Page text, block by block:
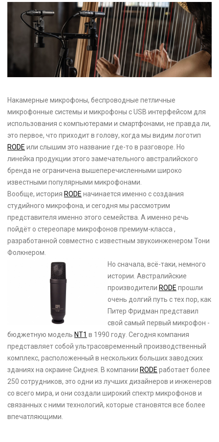
Накамерные микрофоны, беспроводные петличные
микрофонные системы и микрофоны с USB интерфейсом для
использования с компьютерами и смартфонами, не правда ли,
это первое, что приходит в голову, когда мы видим логотип
RODE или слышим это название где-то в разговоре. Но
линейка продукции этого замечательного австралийского
бренда не ограничена вышеперечисленными широко
известными популярными микрофонами.
Вообще, история RODE начинается именно с создания
студийного микрофона, и сегодня мы рассмотрим
представителя именно этого семейства. А именно речь
пойдёт о стереопаре микрофонов премиум-класса ,
разработанной совместно с известным звукоинженером Тони
Фолкнером.
Но сначала, всё-таки, немного
истории. Австралийские
производители RODE прошли
очень долгий путь с тех пор, как
Питер Фридман представил
свой самый первый микрофон -
бюджетную модель NT1 в 1990 году. Сегодня компания
представляет собой ультрасовременный производственный
комплекс, расположенный в нескольких больших заводских
зданиях на окраине Сиднея. В компании RODE работает более
250 сотрудников, это одни из лучших дизайнеров и инженеров
со всего мира, и они создали широкий спектр микрофонов и
связанных с ними технологий, которые становятся все более
впечатляющими.